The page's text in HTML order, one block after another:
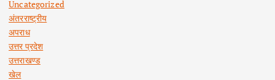
Uncategorized
अंतरराष्ट्रीय
अपराध
उत्तर प्रदेश
उत्तराखण्ड
खेल